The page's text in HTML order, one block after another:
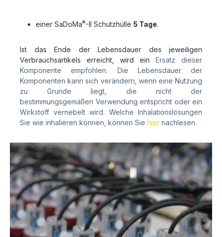
einer SaDoMa®-II Schutzhülle 5 Tage.
Ist das Ende der Lebensdauer des jeweiligen
Verbrauchsartikels erreicht, wird ein Ersatz dieser
Komponente empfohlen. Die Lebensdauer der
Komponenten kann sich verändern, wenn eine Nutzung
zu Grunde liegt, die nicht der
bestimmungsgemäßen Verwendung entspricht oder ein
Wirkstoff vernebelt wird. Welche Inhalationslösungen
Sie wie inhalieren können, können Sie hier nachlesen.